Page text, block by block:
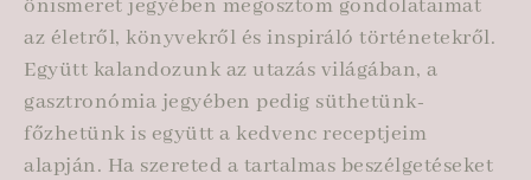
önismeret jegyében megosztom gondolataimat
az életről, könyvekről és inspiráló történetekről.
Együtt kalandozunk az utazás világában, a
gasztronómia jegyében pedig süthetünk-
főzhetünk is együtt a kedvenc receptjeim
alapján. Ha szereted a tartalmas beszélgetéseket